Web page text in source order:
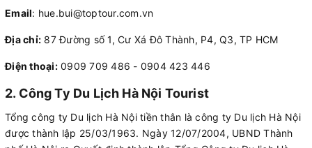
Email: hue.bui@toptour.com.vn
Địa chỉ: 87 Đường số 1, Cư Xá Đô Thành, P4, Q3, TP HCM
Điện thoại:0909 709 486 - 0904 423 446
2. Công Ty Du Lịch Hà Nội Tourist
Tổng công ty Du lịch Hà Nội tiền thân là công ty Du lịch Hà Nội
được thành lập 25/03/1963. Ngày 12/07/2004, UBND Thành